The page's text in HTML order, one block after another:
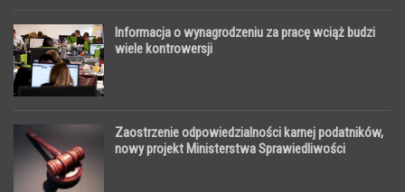
Informacja o wynagrodzeniu za pracę wciąż budzi
wiele kontrowersji
Zaostrzenie odpowiedzialności karnej podatników,
nowy projekt Ministerstwa Sprawiedliwości